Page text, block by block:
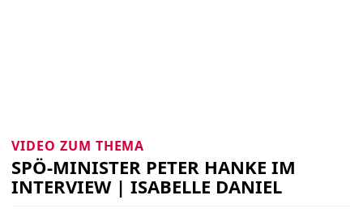
VIDEO ZUM THEMA
SPÖ-MINISTER PETER HANKE IM
INTERVIEW | ISABELLE DANIEL